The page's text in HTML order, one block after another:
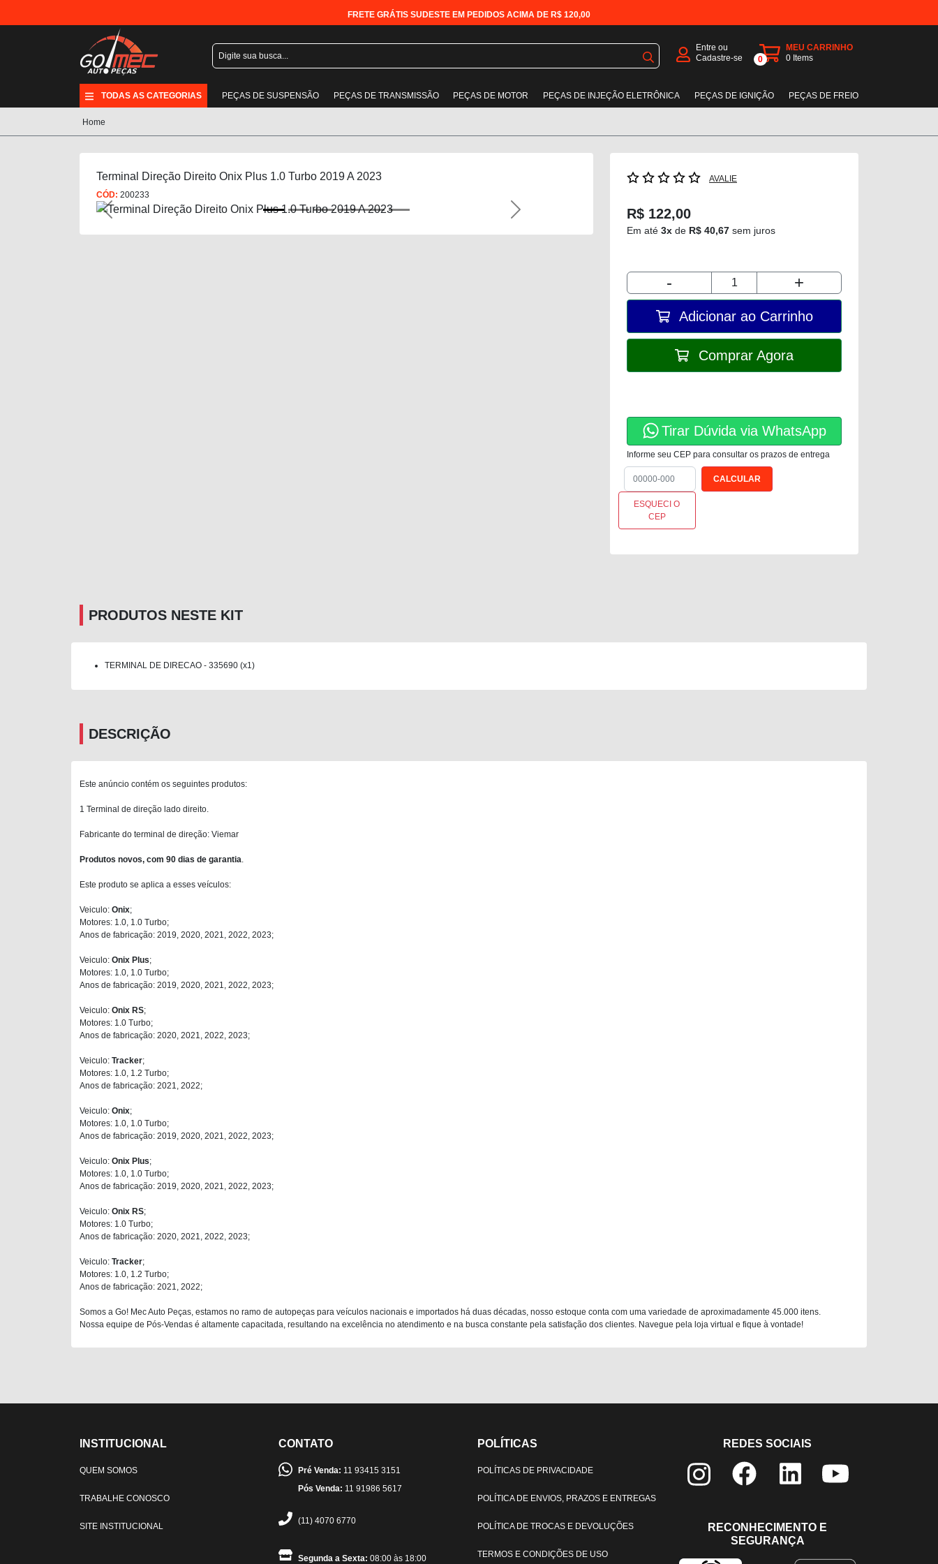
FRETE GRÁTIS SUDESTE EM PEDIDOS ACIMA DE R$ 120,00
Entre ou
Cadastre-se
0
MEU CARRINHO
0 Items
TODAS AS CATEGORIAS PEÇAS DE SUSPENSÃO PEÇAS DE TRANSMISSÃO PEÇAS DE MOTOR PEÇAS DE INJEÇÃO ELETRÔNICA PEÇAS DE IGNIÇÃO PEÇAS DE FREIO
Home
Terminal Direção Direito Onix Plus 1.0 Turbo 2019 A 2023
CÓD: 200233
Previous Next
AVALIE
R$ 122,00
Em até 3x de R$ 40,67 sem juros
- +
Adicionar ao Carrinho
Comprar Agora
Tirar Dúvida via WhatsApp
Informe seu CEP para consultar os prazos de entrega
ESQUECI O
CEP
PRODUTOS NESTE KIT
TERMINAL DE DIRECAO - 335690 (x1)
DESCRIÇÃO
Este anúncio contém os seguintes produtos:
1 Terminal de direção lado direito.
Fabricante do terminal de direção: Viemar
Produtos novos, com 90 dias de garantia
Este produto se aplica a esses veículos:
Veiculo: Onix;
Motores: 1.0, 1.0 Turbo;
Anos de fabricação: 2019, 2020, 2021, 2022, 2023;
Veiculo: Onix Plus;
Motores: 1.0, 1.0 Turbo;
Anos de fabricação: 2019, 2020, 2021, 2022, 2023;
Veiculo: Onix RS;
Motores: 1.0 Turbo;
Anos de fabricação: 2020, 2021, 2022, 2023;
Veiculo: Tracker;
Motores: 1.0, 1.2 Turbo;
Anos de fabricação: 2021, 2022;
Veiculo: Onix;
Motores: 1.0, 1.0 Turbo;
Anos de fabricação: 2019, 2020, 2021, 2022, 2023;
Veiculo: Onix Plus;
Motores: 1.0, 1.0 Turbo;
Anos de fabricação: 2019, 2020, 2021, 2022, 2023;
Veiculo: Onix RS;
Motores: 1.0 Turbo;
Anos de fabricação: 2020, 2021, 2022, 2023;
Veiculo: Tracker;
Motores: 1.0, 1.2 Turbo;
Anos de fabricação: 2021, 2022;
Somos a Go! Mec Auto Peças, estamos no ramo de autopeças para veículos nacionais e importados há duas décadas, nosso estoque conta com uma variedade de aproximadamente 45.000 itens.
Nossa equipe de Pós-Vendas é altamente capacitada, resultando na excelência no atendimento e na busca constante pela satisfação dos clientes. Navegue pela loja virtual e fique à vontade!
INSTITUCIONAL
QUEM SOMOS
TRABALHE CONOSCO
SITE INSTITUCIONAL
CONTATO
Pré Venda: 11 93415 3151
Pós Venda: 11 91986 5617
(11) 4070 6770
Segunda a Sexta: 08:00 às 18:00
POLÍTICAS
POLÍTICAS DE PRIVACIDADE
POLÍTICA DE ENVIOS, PRAZOS E ENTREGAS
POLÍTICA DE TROCAS E DEVOLUÇÕES
TERMOS E CONDIÇÕES DE USO
REDES SOCIAIS
RECONHECIMENTO E
SEGURANÇA